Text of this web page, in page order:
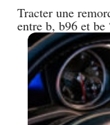
Tracter une
entre b, b96 et be